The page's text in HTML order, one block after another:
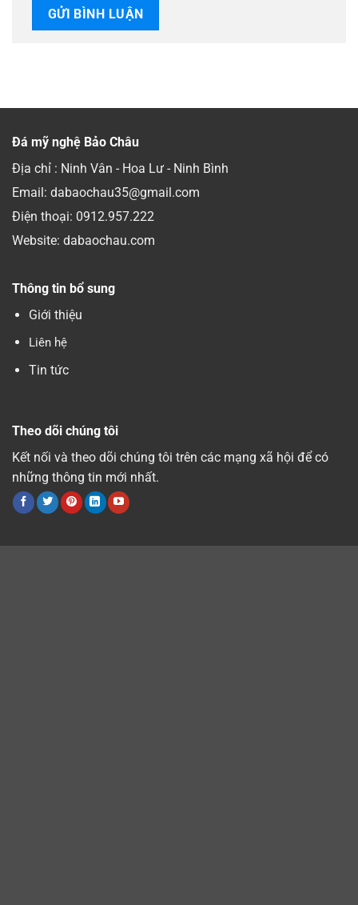
Đá mỹ nghệ Bảo Châu
Địa chỉ : Ninh Vân - Hoa Lư - Ninh Bình
Email: dabaochau35@gmail.com
Điện thoại: 0912.957.222
Website: dabaochau.com
Thông tin bổ sung
Giới thiệu
Liên hệ
Tin tức
Theo dõi chúng tôi
Kết nối và theo dõi chúng tôi trên các mạng xã hội để có
những thông tin mới nhất.